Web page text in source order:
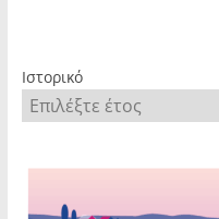
Ιστορικό